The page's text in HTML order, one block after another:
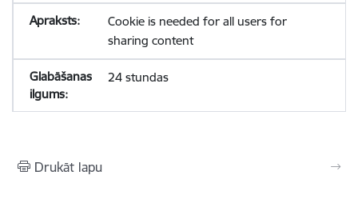
Cookie is needed for all users for
sharing content
24 stundas
Drukāt lapu